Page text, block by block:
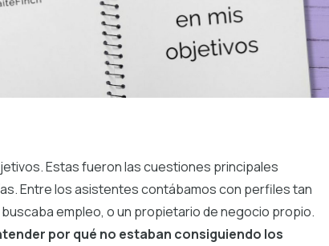
Estas fueron las cuestiones principales
Entre los asistentes contábamos con perfiles tan
empleo, o un propietario de negocio propio.
por qué no estaban consiguiendo los